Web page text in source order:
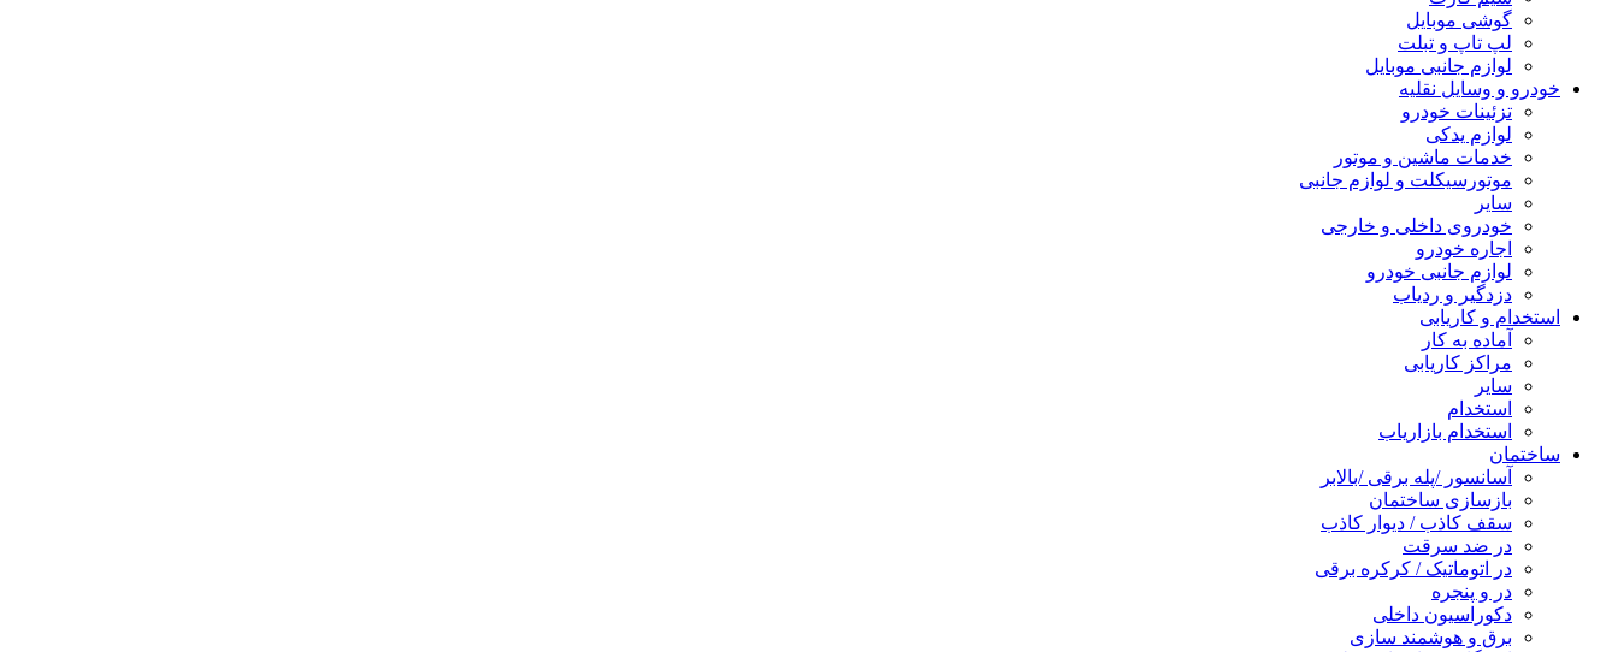
گوشی موبایل
لپ تاپ و تبلت
لوازم جانبی موبایل
خودرو و وسایل نقلیه
تزئینات خودرو
لوازم یدکی
خدمات ماشین و موتور
موتورسیکلت و لوازم جانبی
سایر
خودروی داخلی و خارجی
اجاره خودرو
لوازم جانبی خودرو
دزدگیر و ردیاب
استخدام و کاریابی
آماده به کار
مراکز کاریابی
سایر
استخدام
استخدام بازاریاب
ساختمان
آسانسور /پله برقی /بالابر
بازسازی ساختمان
سقف کاذب / دیوار کاذب
در ضد سرقت
در اتوماتیک / کرکره برقی
در و پنجره
دکوراسیون داخلی
برق و هوشمند سازی